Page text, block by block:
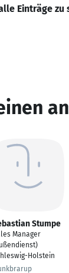
Einträge zu
Stumpe
Manager
Holstein